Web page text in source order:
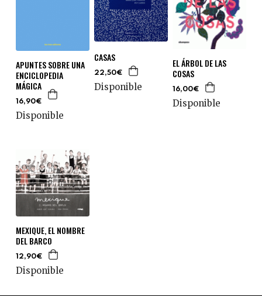
APUNTES SOBRE UNA
ENCICLOPEDIA
MÁGICA
16,90€
Disponible
CASAS
22,50€
Disponible
EL ÁRBOL DE LAS
COSAS
16,00€
Disponible
MEXIQUE, EL NOMBRE
DEL BARCO
12,90€
Disponible